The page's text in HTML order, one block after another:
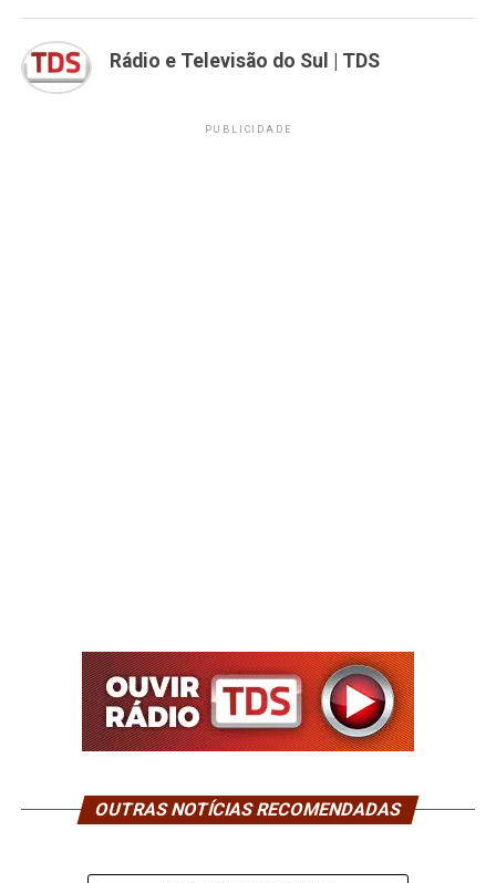
Rádio e Televisão do Sul | TDS
PUBLICIDADE
OUTRAS NOTÍCIAS RECOMENDADAS